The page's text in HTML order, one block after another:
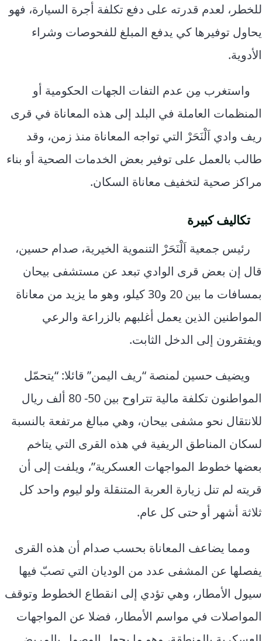
للخطر، لعدم قدرته على دفع تكلفة أجرة السيارة، فهو
يحاول توفيرها كي يدفع المبلغ للفحوصات وشراء
الأدوية.
واستغرب مِن عدم التفات الجهات الحكومية أو
المنظمات العاملة في البلد إلى هذه المعاناة في قرى
ريف وادي اَلْنَحَرْ التي تواجه المعاناة منذ زمن، وقد
طالب بالعمل على توفير بعض الخدمات الصحية أو بناء
مراكز صحية لتخفيف معاناة السكان.
تكاليف كبيرة
رئيس جمعية اَلْنَحَرْ التنموية الخيرية، صدام حسين،
قال إن بعض قرى الوادي تبعد عن مستشفى بيحان
بمسافات ما بين 20 و30 كيلو، وهو ما يزيد من معاناة
المواطنين الذين يعمل أغلبهم بالزراعة والرعي
ويفتقرون إلى الدخل الثابت.
ويضيف حسين لمنصة “ريف اليمن” قائلا: “يتحمّل
المواطنون تكلفة مالية تتراوح بين 50- 80 ألف ريال
للانتقال نحو مشفى بيحان، وهي مبالغ مرتفعة بالنسبة
لسكان المناطق الريفية في هذه القرى التي يتاخم
بعضها خطوط المواجهات العسكرية”، ويلفت إلى أن
قريته لم تنل زيارة العربة المتنقلة ولو ليوم واحد كل
ثلاثة أشهر أو حتى كل عام.
ومما يضاعف المعاناة بحسب صدام أن هذه القرى
يفصلها عن المشفى عدد من الوديان التي تصبّ فيها
سيول الأمطار، وهي تؤدي إلى انقطاع الخطوط وتوقف
المواصلات في مواسم الأمطار، فضلا عن المواجهات